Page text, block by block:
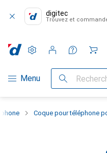
digitec
Trouvez et
Navigation par catégorie
Menu Recherche
Paramètres
Compte client
Listes de comparaison
Listes d'envies
Panier
Coque pour téléphone